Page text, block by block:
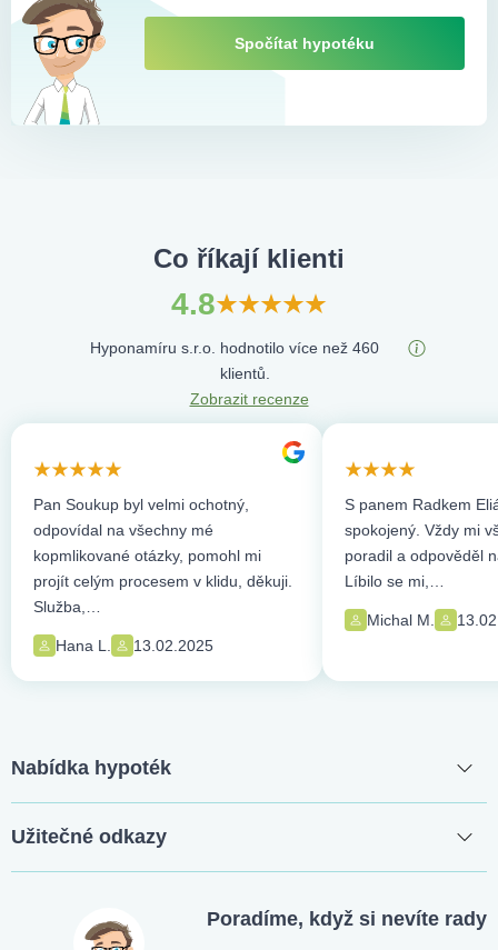
Spočítat hypotéku
Co říkají klienti
4.8
Hyponamíru s.r.o. hodnotilo více než 460
klientů.
Zobrazit recenze
Pan Soukup byl velmi ochotný,
odpovídal na všechny mé
kopmlikované otázky, pomohl mi
projít celým procesem v klidu, děkuji.
Služba,…
Hana L. 13.02.2025
S panem Radkem
spokojený. Vždy mi
poradil a odpověděl
Líbilo se mi,…
Michal M.
Nabídka hypoték
Užitečné odkazy
Poradíme, když si nevíte rady